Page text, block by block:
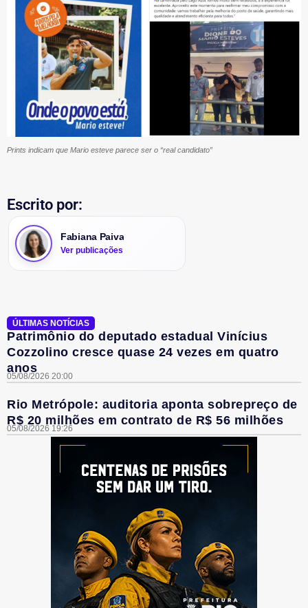
Prints indicam que Mario esteve parece ser o “real candidato”
Escrito por:
Fabiana Paiva
Ver publicações
ÚLTIMAS NOTÍCIAS
Patrimônio do deputado estadual Vinícius
Cozzolino cresce quase 24 vezes em quatro
anos
05/08/2026 20:00
Rio Metrópole: auditoria aponta sobrepreço de
R$ 20 milhões em contrato de R$ 56 milhões
05/08/2026 19:26